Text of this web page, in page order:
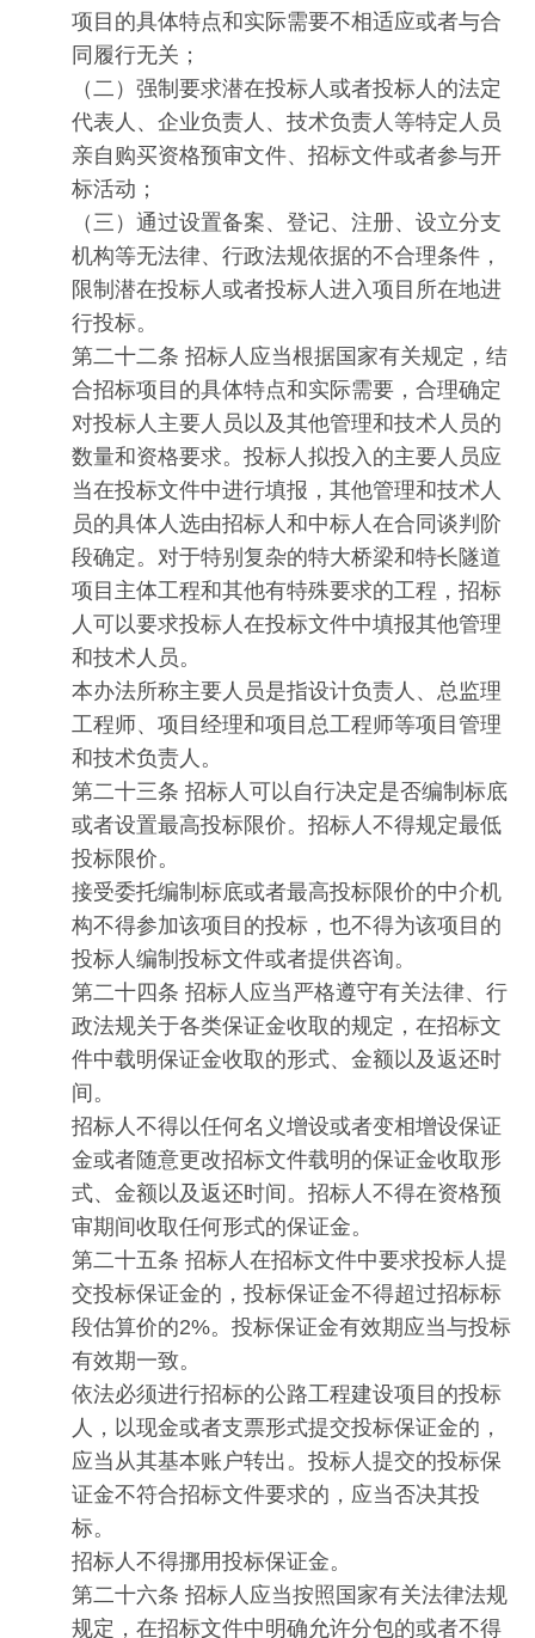
项目的具体特点和实际需要不相适应或者与合
同履行无关；
（二）强制要求潜在投标人或者投标人的法定
代表人、企业负责人、技术负责人等特定人员
亲自购买资格预审文件、招标文件或者参与开
标活动；
（三）通过设置备案、登记、注册、设立分支
机构等无法律、行政法规依据的不合理条件，
限制潜在投标人或者投标人进入项目所在地进
行投标。
第二十二条 招标人应当根据国家有关规定，结
合招标项目的具体特点和实际需要，合理确定
对投标人主要人员以及其他管理和技术人员的
数量和资格要求。投标人拟投入的主要人员应
当在投标文件中进行填报，其他管理和技术人
员的具体人选由招标人和中标人在合同谈判阶
段确定。对于特别复杂的特大桥梁和特长隧道
项目主体工程和其他有特殊要求的工程，招标
人可以要求投标人在投标文件中填报其他管理
和技术人员。
本办法所称主要人员是指设计负责人、总监理
工程师、项目经理和项目总工程师等项目管理
和技术负责人。
第二十三条 招标人可以自行决定是否编制标底
或者设置最高投标限价。招标人不得规定最低
投标限价。
接受委托编制标底或者最高投标限价的中介机
构不得参加该项目的投标，也不得为该项目的
投标人编制投标文件或者提供咨询。
第二十四条 招标人应当严格遵守有关法律、行
政法规关于各类保证金收取的规定，在招标文
件中载明保证金收取的形式、金额以及返还时
间。
招标人不得以任何名义增设或者变相增设保证
金或者随意更改招标文件载明的保证金收取形
式、金额以及返还时间。招标人不得在资格预
审期间收取任何形式的保证金。
第二十五条 招标人在招标文件中要求投标人提
交投标保证金的，投标保证金不得超过招标标
段估算价的2%。投标保证金有效期应当与投标
有效期一致。
依法必须进行招标的公路工程建设项目的投标
人，以现金或者支票形式提交投标保证金的，
应当从其基本账户转出。投标人提交的投标保
证金不符合招标文件要求的，应当否决其投
标。
招标人不得挪用投标保证金。
第二十六条 招标人应当按照国家有关法律法规
规定，在招标文件中明确允许分包的或者不得